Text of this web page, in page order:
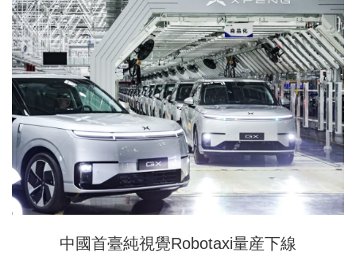
中國首臺純視覺Robotaxi量産下線